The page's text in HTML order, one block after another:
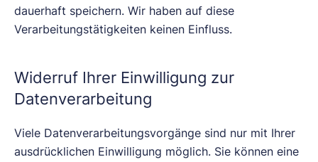
dauerhaft speichern. Wir haben auf diese
Verarbeitungstätigkeiten keinen Einfluss.
Widerruf Ihrer Einwilligung zur
Datenverarbeitung
Viele Datenverarbeitungsvorgänge sind nur mit Ihrer
ausdrücklichen Einwilligung möglich. Sie können eine